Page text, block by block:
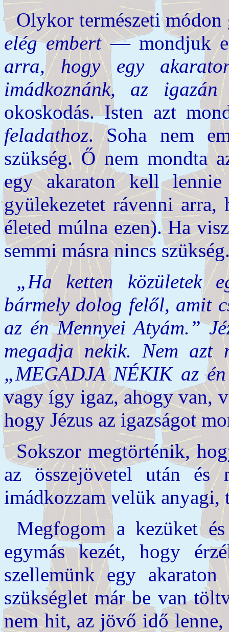
Olykor természeti
elég embert— mondjuk
arra, hogy egy
imádkoznánk, az igazán
okoskodás. Isten azt
feladathoz. Soha nem
szükség. Ő nem mondta
egy akaraton kell
gyülekezetet rávenni
életed múlna ezen). Ha
semmi másra nincs
„Ha ketten közületek
bármely dolog felől, amit
az én Mennyei Atyám.”
megadja nekik. Nem azt
„MEGADJA NÉKIK az
vagy így igaz, ahogy van,
hogy Jézus az igazságot
Sokszor megtörténik,
az összejövetel után és
imádkozzam velük anyagi,
Megfogom a kezüket
egymás kezét, hogy
szellemünk egy
szükséglet már be van
nem hit, az jövő idő lenne,